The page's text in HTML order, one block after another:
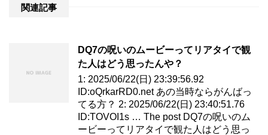
関連記事
DQ7の呪いのムービーってリアタイで観
た人はどう思ったんや？
1: 2025/06/22(日) 23:39:56.92
ID:oQrkarRD0.net あの当時ならがんばっ
てる方？ 2: 2025/06/22(日) 23:40:51.76
ID:TOVOI1s … The post DQ7の呪いのム
ービーってリアタイで観た人はどう思っ